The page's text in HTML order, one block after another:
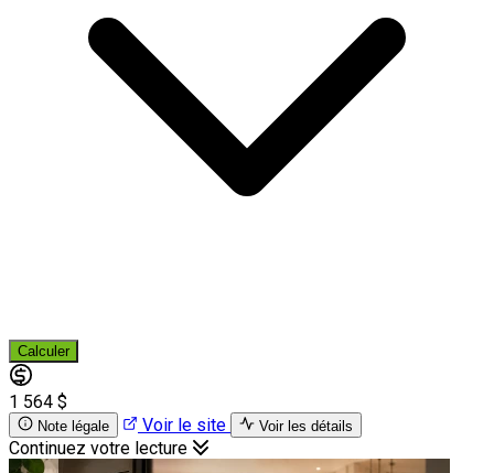
Calculer
1 564 $
Note légale Voir le site Voir les détails
Continuez votre lecture